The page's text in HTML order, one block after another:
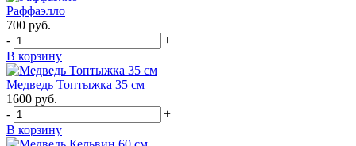
Раффаэлло
700 руб.
-
+
В корзину
Медведь Топтыжка 35 см
1600 руб.
-
+
В корзину